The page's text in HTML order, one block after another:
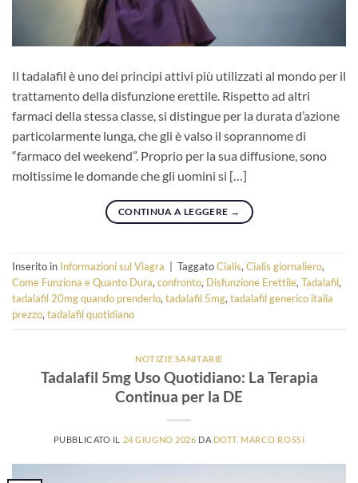
Il tadalafil è uno dei principi attivi più utilizzati al mondo per il
trattamento della disfunzione erettile. Rispetto ad altri
farmaci della stessa classe, si distingue per la durata d’azione
particolarmente lunga, che gli è valso il soprannome di
“farmaco del weekend”. Proprio per la sua diffusione, sono
moltissime le domande che gli uomini si […]
CONTINUA A LEGGERE →
Inserito in Informazioni sul Viagra TaggatoCialis,Cialis giornaliero,
Come Funziona e Quanto Dura,confronto, Disfunzione Erettile,Tadalafil,
tadalafil 20mg quando prenderlo,tadalafil 5mg,tadalafil generico italia
prezzo,tadalafil quotidiano
NOTIZIE SANITARIE
Tadalafil 5mg Uso Quotidiano: La Terapia
Continua per la DE
PUBBLICATO IL 24 GIUGNO 2026 DA DOTT. MARCO ROSSI